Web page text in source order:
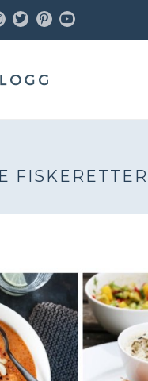
INSTAGRAM
TWITTER
PINTEREST
YOUTUBE
FISKERETTER